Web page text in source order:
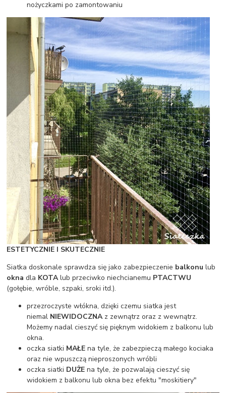
nożyczkami po zamontowaniu
ESTETYCZNIE I SKUTECZNIE
Siatka doskonale sprawdza się jako zabezpieczenie balkonulub
oknadla KOTAlub przeciwko niechcianemu PTACTWU
(gołębie, wróble, szpaki, sroki itd.).
przezroczyste włókna, dzięki czemu siatka jest
niemal NIEWIDOCZNA z zewnątrz oraz z wewnątrz.
Możemy nadal cieszyć się pięknym widokiem z balkonu lub
okna.
oczka siatki MAŁE na tyle, że zabezpieczą małego kociaka
oraz nie wpuszczą nieproszonych wróbli
oczka siatki DUŻE na tyle, że pozwalają cieszyć się
widokiem z balkonu lub okna bez efektu "moskitiery"